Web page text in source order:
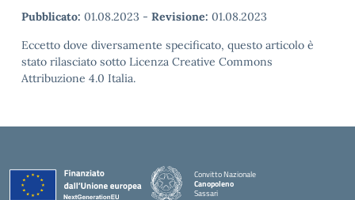
Pubblicato: 01.08.2023 - Revisione: 01.08.2023
Eccetto dove diversamente specificato, questo articolo è
stato rilasciato sotto Licenza Creative Commons
Attribuzione 4.0 Italia.
Convitto Nazionale
Canopoleno
Sassari